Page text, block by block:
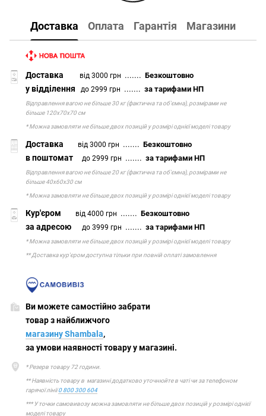
Доставка Оплата Гарантія Магазини
Доставка від 3000 грн .......Безкоштовно
у відділення до 2999 грн .......за тарифами НП
Відправлення вагою не більше 30 кг (фактична та об'ємна), розмірами не
більше 120х70х70 см
* Можна замовляти не більше двох позицій у розмірі однієї моделі товару
Доставка від 3000 грн .......Безкоштовно
в поштомат до 2999 грн .......за тарифами НП
Відправлення вагою не більше 20 кг (фактична та об'ємна), розмірами не
більше 40х60х30 см
* Можна замовляти не більше двох позицій у розмірі однієї моделі товару
Кур'єром від 4000 грн .......Безкоштовно
за адресою до 3999 грн .......за тарифами НП
* Можна замовляти не більше двох позицій у розмірі однієї моделі товару
** Доставка кур'єром доступна тільки при повній оплаті замовлення
Ви можете самостійно забрати
товар з найближчого
магазину Shambala,
за умови наявності товару у магазині.
* Резерв товару 72 години.
** Наявність товару в магазині додатково уточнюйте в чаті чи за телефоном
гарячої лінії0 800 300 604
*** У точки самовивозу можна замовляти не більше двох позицій у розмірі однієї
моделі товару